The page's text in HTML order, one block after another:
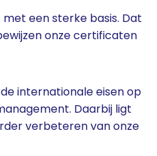
een sterke basis. Dat
onze certificaten
internationale eisen op
Daarbij ligt
verbeteren van onze